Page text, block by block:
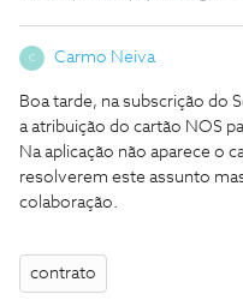
C Carmo Neiva
Boa tarde, na subscrição do
a atribuição do cartão NOS
Na aplicação não aparece o
resolverem este assunto
colaboração.
contrato